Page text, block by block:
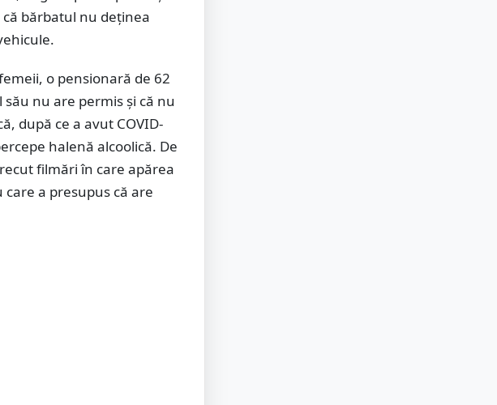
bărbatul nu deținea
o pensionară de 62
nu are permis și că nu
după ce a avut COVID-
halenă alcoolică. De
filmări în care apărea
a presupus că are